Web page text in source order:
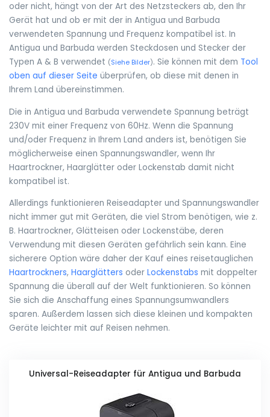
oder nicht, hängt von der Art des Netzsteckers ab, den Ihr
Gerät hat und ob er mit der in Antigua und Barbuda
verwendeten Spannung und Frequenz kompatibel ist. In
Antigua und Barbuda werden Steckdosen und Stecker der
Typen A & B verwendet (Siehe Bilder). Sie können mit dem Tool
oben auf dieser Seite überprüfen, ob diese mit denen in
Ihrem Land übereinstimmen.
Die in Antigua und Barbuda verwendete Spannung beträgt
230V mit einer Frequenz von 60Hz. Wenn die Spannung
und/oder Frequenz in Ihrem Land anders ist, benötigen Sie
möglicherweise einen Spannungswandler, wenn Ihr
Haartrockner, Haarglätter oder Lockenstab damit nicht
kompatibel ist.
Allerdings funktionieren Reiseadapter und Spannungswandler
nicht immer gut mit Geräten, die viel Strom benötigen, wie z.
B. Haartrockner, Glätteisen oder Lockenstäbe, deren
Verwendung mit diesen Geräten gefährlich sein kann. Eine
sicherere Option wäre daher der Kauf eines reisetauglichen
Haartrockners, Haarglätters oder Lockenstabs mit doppelter
Spannung die überall auf der Welt funktionieren. So können
Sie sich die Anschaffung eines Spannungsumwandlers
sparen. Außerdem lassen sich diese kleinen und kompakten
Geräte leichter mit auf Reisen nehmen.
Universal-Reiseadapter für Antigua und Barbuda